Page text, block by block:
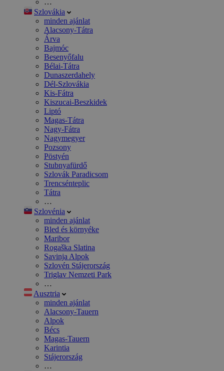
…
Szlovákia
minden ajánlat
Alacsony-Tátra
Árva
Bajmóc
Besenyőfalu
Bélai-Tátra
Dunaszerdahely
Dél-Szlovákia
Kis-Fátra
Kiszucai-Beszkidek
Liptó
Magas-Tátra
Nagy-Fátra
Nagymegyer
Pozsony
Pöstyén
Stubnyafürdő
Szlovák Paradicsom
Trencsénteplic
Tátra
…
Szlovénia
minden ajánlat
Bled és környéke
Maribor
Rogaška Slatina
Savinja Alpok
Szlovén Stájerország
Triglav Nemzeti Park
…
Ausztria
minden ajánlat
Alacsony-Tauern
Alpok
Bécs
Magas-Tauern
Karintia
Stájerország
…